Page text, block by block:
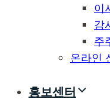
이
감
주
온라인
홍보센터